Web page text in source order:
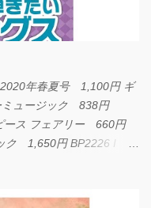
2020年春夏号 1,100円 ギ
ミュージック 838円
ース フェアリー 660円
ク 1,650円 BP2226 I